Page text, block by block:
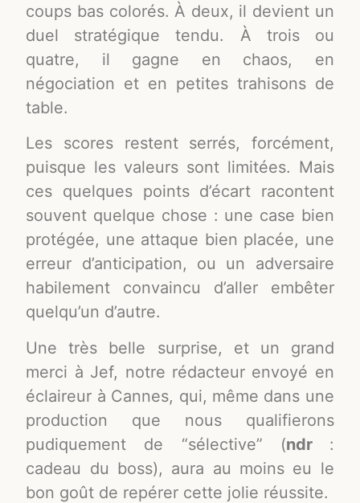
coups bas colorés. À deux, il devient un
duel stratégique tendu. À trois ou
quatre, il gagne en chaos, en
négociation et en petites trahisons de
table.
Les scores restent serrés, forcément,
puisque les valeurs sont limitées. Mais
ces quelques points d’écart racontent
souvent quelque chose : une case bien
protégée, une attaque bien placée, une
erreur d’anticipation, ou un adversaire
habilement convaincu d’aller embêter
quelqu’un d’autre.
Une très belle surprise, et un grand
merci à Jef, notre rédacteur envoyé en
éclaireur à Cannes, qui, même dans une
production que nous qualifierons
pudiquement de “sélective” (ndr :
cadeau du boss), aura au moins eu le
bon goût de repérer cette jolie réussite.